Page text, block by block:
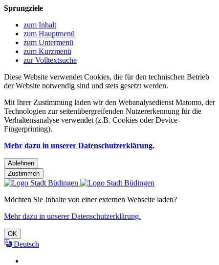
Sprungziele
zum Inhalt
zum Hauptmenü
zum Untermenü
zum Kurzmenü
zur Volltextsuche
Diese Website verwendet Cookies, die für den technischen Betrieb
der Website notwendig sind und stets gesetzt werden.
Mit Ihrer Zustimmung laden wir den Webanalysedienst Matomo, der
Technologien zur seitenübergreifenden Nutzererkennung für die
Verhaltensanalyse verwendet (z.B. Cookies oder Device-
Fingerprinting).
Mehr dazu in unserer Datenschutzerklärung.
Ablehnen
Zustimmen
Möchten Sie Inhalte von einer externen Webseite laden?
Mehr dazu in unserer Datenschutzerklärung.
OK
Deutsch